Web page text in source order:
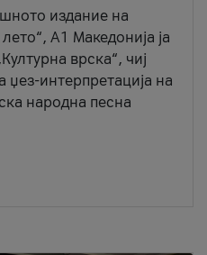
издание на
А1 Македонија ја
врска“, чиј
џез-интерпретација на
народна песна